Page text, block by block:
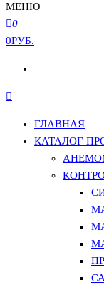
МЕНЮ
0
0РУБ.
ГЛАВНАЯ
КАТАЛОГ